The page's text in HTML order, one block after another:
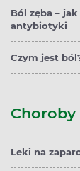
Ból zęba –
antybiotyki
Czym jest
Leki na